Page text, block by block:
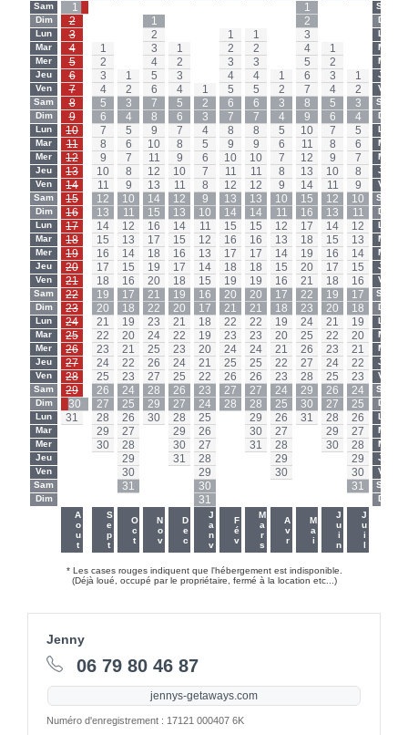
Sam
Dim
Lun
Mar
Mer
Jeu
Ven
Sam
Dim
Lun
Mar
Mer
Jeu
Ven
Sam
Dim
Lun
Mar
Mer
Jeu
Ven
Sam
Dim
Lun
Mar
Mer
Jeu
Ven
Sam
Dim
Lun
Mar
Mer
Jeu
Ven
Sam
Dim
1
2
3
4
5
6
7
8
9
10
11
12
13
14
15
16
17
18
19
20
21
22
23
24
25
26
27
28
29
30
31
Aout
1
2
3
4
5
6
7
8
9
10
11
12
13
14
15
16
17
18
19
20
21
22
23
24
25
26
27
28
29
30
Sept
1
2
3
4
5
6
7
8
9
10
11
12
13
14
15
16
17
18
19
20
21
22
23
24
25
26
27
28
29
30
31
Oct
1
2
3
4
5
6
7
8
9
10
11
12
13
14
15
16
17
18
19
20
21
22
23
24
25
26
27
28
29
30
Nov
1
2
3
4
5
6
7
8
9
10
11
12
13
14
15
16
17
18
19
20
21
22
23
24
25
26
27
28
29
30
31
Dec
1
2
3
4
5
6
7
8
9
10
11
12
13
14
15
16
17
18
19
20
21
22
23
24
25
26
27
28
29
30
31
Janv
1
2
3
4
5
6
7
8
9
10
11
12
13
14
15
16
17
18
19
20
21
22
23
24
25
26
27
28
Fév
1
2
3
4
5
6
7
8
9
10
11
12
13
14
15
16
17
18
19
20
21
22
23
24
25
26
27
28
29
30
31
Mars
1
2
3
4
5
6
7
8
9
10
11
12
13
14
15
16
17
18
19
20
21
22
23
24
25
26
27
28
29
30
Avr
1
2
3
4
5
6
7
8
9
10
11
12
13
14
15
16
17
18
19
20
21
22
23
24
25
26
27
28
29
30
31
Mai
1
2
3
4
5
6
7
8
9
10
11
12
13
14
15
16
17
18
19
20
21
22
23
24
25
26
27
28
29
30
Juin
1
2
3
4
5
6
7
8
9
10
11
12
13
14
15
16
17
18
19
20
21
22
23
24
25
26
27
28
29
30
31
Juil
Sam
Dim
Lun
Mar
Mer
Jeu
Ven
Sam
Dim
Lun
Mar
Mer
Jeu
Ven
Sam
Dim
Lun
Mar
Mer
Jeu
Ven
Sam
Dim
Lun
Mar
Mer
Jeu
Ven
Sam
Dim
Lun
Mar
Mer
Jeu
Ven
Sam
Dim
* Les cases rouges indiquent que l'hébergement est indisponible.
(Déjà loué, occupé par le propriétaire, fermé à la location etc...)
Jenny
06 79 80 46 87
jennys-getaways.com
Numéro d'enregistrement : 17121 000407 6K